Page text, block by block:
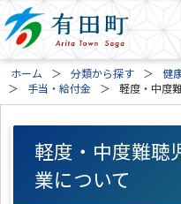
ホーム 分類から探す 健
手当・給付金
軽度・中度
軽度・中度難聴
業について